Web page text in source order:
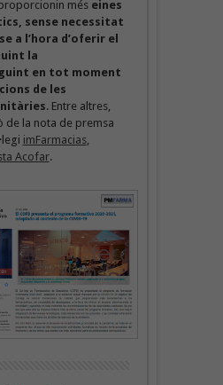
més eines
sense necessitat
a l’hora d’oferir el
la
en tot moment
de les
. Entre altres,
de la nota de premsa
imFarmacias,
Acofar.